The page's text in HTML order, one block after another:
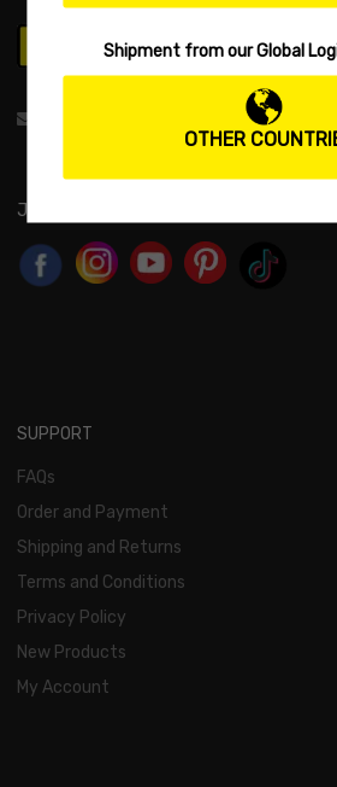
JOIN US:
SUPPORT
FAQs
Order and Payment
Shipping and Returns
Terms and Conditions
Privacy Policy
New Products
My Account
Shipment from our Global
OTHER